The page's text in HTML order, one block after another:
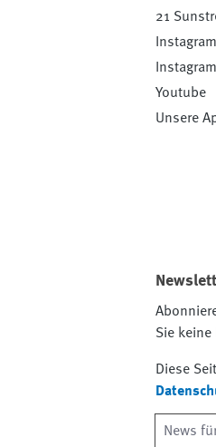
21
Youtube
Unsere
Sie
Diese